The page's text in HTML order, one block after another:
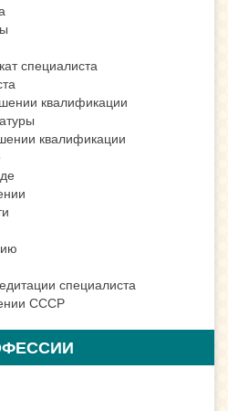
специалиста
квалификации
квалификации
специалиста
СССР